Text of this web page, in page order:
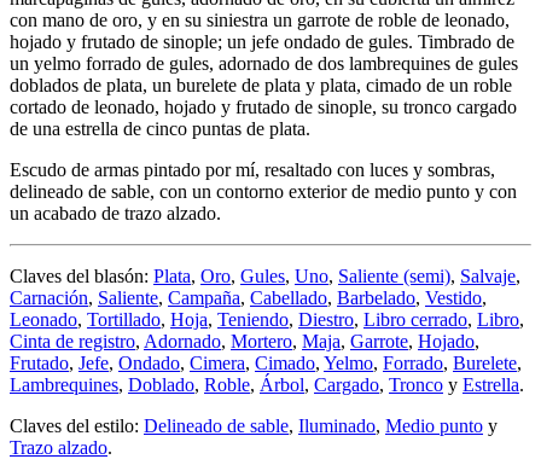
con mano de oro, y en su siniestra un garrote de roble de leonado,
hojado y frutado de sinople; un jefe ondado de gules. Timbrado de
un yelmo forrado de gules, adornado de dos lambrequines de gules
doblados de plata, un burelete de plata y plata, cimado de un roble
cortado de leonado, hojado y frutado de sinople, su tronco cargado
de una estrella de cinco puntas de plata.
Escudo de armas pintado por mí, resaltado con luces y sombras,
delineado de sable, con un contorno exterior de medio punto y con
un acabado de trazo alzado.
Claves del blasón: Plata, Oro, Gules, Uno, Saliente (semi), Salvaje,
Carnación, Saliente, Campaña, Cabellado, Barbelado, Vestido,
Leonado, Tortillado, Hoja, Teniendo, Diestro, Libro cerrado, Libro,
Cinta de registro, Adornado, Mortero, Maja, Garrote, Hojado,
Frutado, Jefe, Ondado, Cimera, Cimado, Yelmo, Forrado, Burelete,
Lambrequines, Doblado, Roble, Árbol, Cargado, Tronco y Estrella.
Claves del estilo: Delineado de sable, Iluminado, Medio punto y
Trazo alzado.